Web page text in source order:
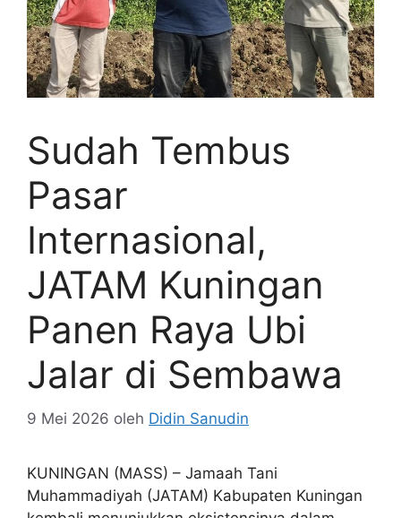
Sudah Tembus
Pasar
Internasional,
JATAM Kuningan
Panen Raya Ubi
Jalar di Sembawa
9 Mei 2026 oleh Didin Sanudin
KUNINGAN (MASS) – Jamaah Tani
Muhammadiyah (JATAM) Kabupaten Kuningan